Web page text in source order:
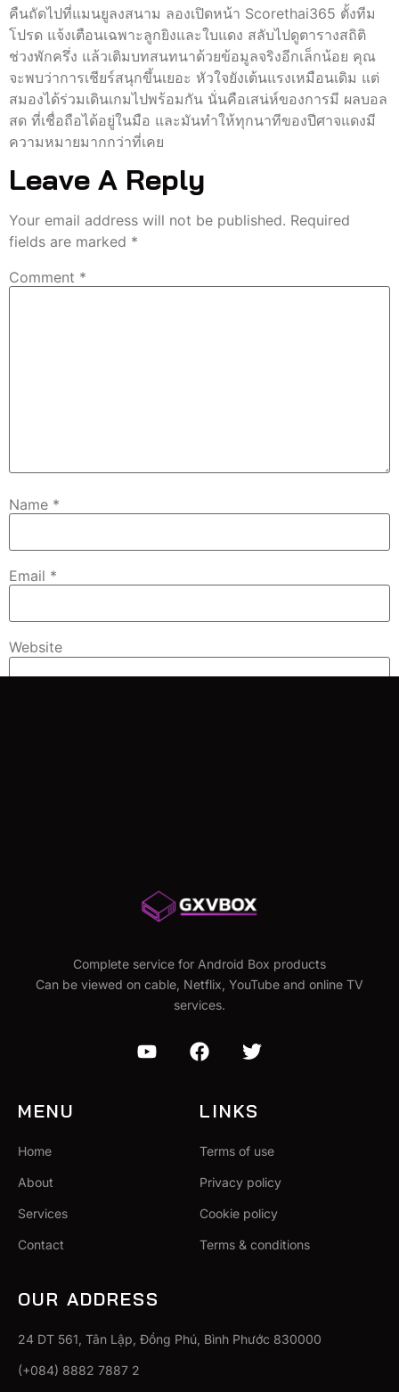
คืนถัดไปที่แมนยูลงสนาม ลองเปิดหน้า Scorethai365 ตั้งทีม
โปรด แจ้งเตือนเฉพาะลูกยิงและใบแดง สลับไปดูตารางสถิติ
ช่วงพักครึ่ง แล้วเติมบทสนทนาด้วยข้อมูลจริงอีกเล็กน้อย คุณ
จะพบว่าการเชียร์สนุกขึ้นเยอะ หัวใจยังเต้นแรงเหมือนเดิม แต่
สมองได้ร่วมเดินเกมไปพร้อมกัน นั่นคือเสน่ห์ของการมี ผลบอล
สด ที่เชื่อถือได้อยู่ในมือ และมันทำให้ทุกนาทีของปีศาจแดงมี
ความหมายมากกว่าที่เคย
Leave A Reply
Your email address will not be published. Required
fields are marked *
Comment *
Name *
Email *
Website
Complete service for Android Box products
Can be viewed on cable, Netflix, YouTube and online TV
services.
MENU
Home
About
Services
Contact
LINKS
Terms of use
Privacy policy
Cookie policy
Terms & conditions
OUR ADDRESS
24 DT 561, Tân Lập, Đồng Phú, Bình Phước 830000
(+084) 8882 7887 2